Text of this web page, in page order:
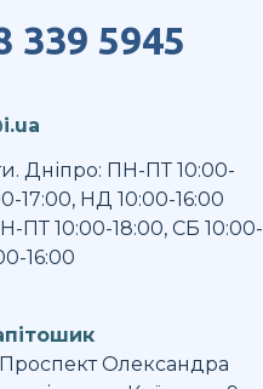
339 5945
Дніпро: ПН-ПТ 10:00-
17:00, НД 10:00-16:00
ПТ 10:00-18:00, СБ 10:00-
16:00
Олександра